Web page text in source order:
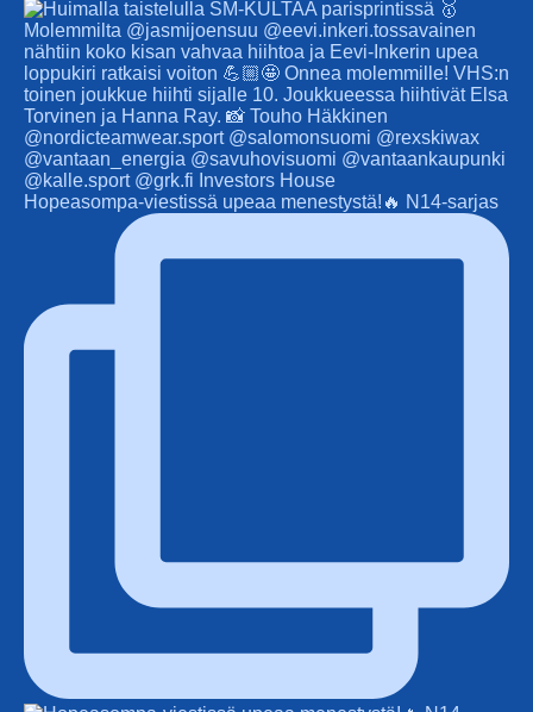
Hopeasompa-viestissä upeaa menestystä!🔥 N14-sarjas